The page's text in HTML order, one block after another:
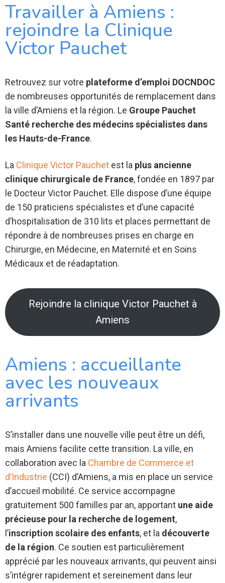
Travailler à Amiens :
rejoindre la Clinique
Victor Pauchet
Retrouvez sur votre plateforme d’emploi DOCNDOC
de nombreuses opportunités de remplacement dans
la ville d’Amiens et la région. Le Groupe Pauchet
Santé recherche des médecins spécialistes dans
les Hauts-de-France.
La Clinique Victor Pauchet est la plus ancienne
clinique chirurgicale de France, fondée en 1897 par
le Docteur Victor Pauchet. Elle dispose d’une équipe
de 150 praticiens spécialistes et d’une capacité
d’hospitalisation de 310 lits et places permettant de
répondre à de nombreuses prises en charge en
Chirurgie, en Médecine, en Maternité et en Soins
Médicaux et de réadaptation.
Rejoindre la clinique Victor Pauchet à
Amiens
Amiens : accueillante
avec les nouveaux
arrivants
S’installer dans une nouvelle ville peut être un défi,
mais Amiens facilite cette transition. La ville, en
collaboration avec la Chambre de Commerce et
d’Industrie (CCI) d’Amiens, a mis en place un service
d’accueil mobilité. Ce service accompagne
gratuitement 500 familles par an, apportant une aide
précieuse pour la recherche de logement,
l’inscription scolaire des enfants, et la découverte
de la région. Ce soutien est particulièrement
apprécié par les nouveaux arrivants, qui peuvent ainsi
s’intégrer rapidement et sereinement dans leur